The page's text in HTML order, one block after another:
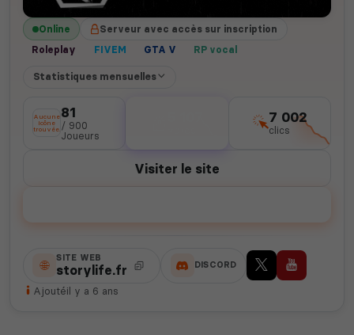
Online
Serveur avec accès sur inscription
Roleplay
FIVEM GTA V RP vocal
Statistiques mensuelles
Aucune
icône
trouvée.
81
/ 900
Joueurs
7 002
clics
Visiter le site
SITE WEB
storylife.fr DISCORD
Ajoutéil y a 6 ans